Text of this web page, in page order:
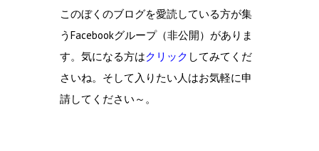
このぼくのブログを愛読している方が集
うFacebookグループ（非公開）がありま
す。気になる方はクリック してみてくだ
さいね。そして入りたい人はお気軽に申
請してください～。